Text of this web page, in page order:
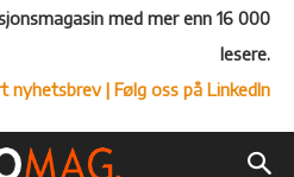
med mer enn 16 000
lesere.
nyhetsbrev| Følg oss på LinkedIn